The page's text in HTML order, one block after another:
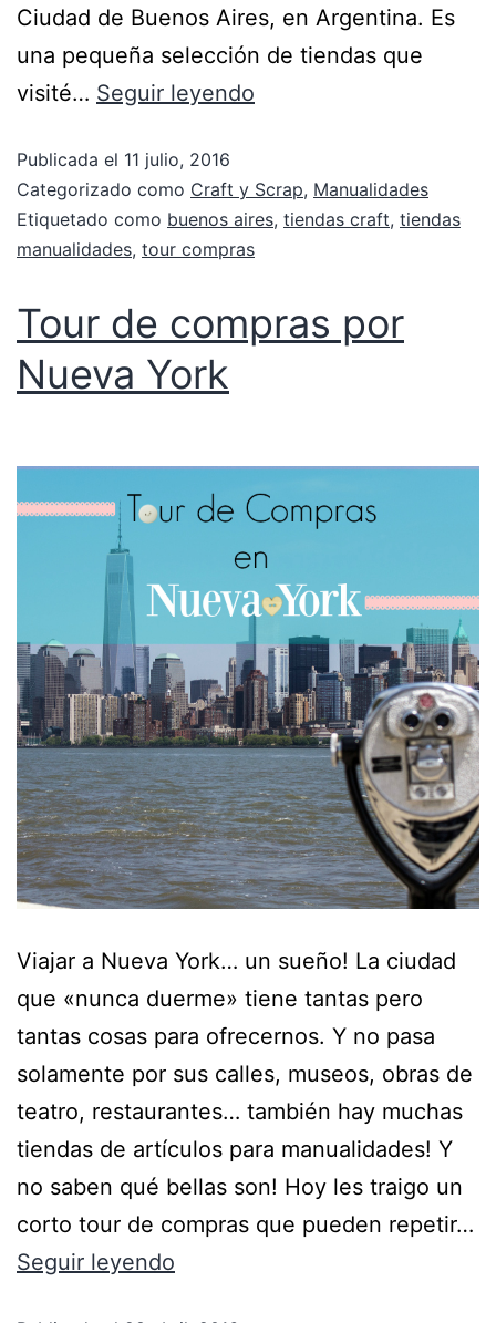
Ciudad de Buenos Aires, en Argentina. Es
una pequeña selección de tiendas que
visité… Seguir leyendo
Publicada el 11 julio, 2016
Categorizado como Craft y Scrap, Manualidades
Etiquetado como buenos aires, tiendas craft, tiendas
manualidades, tour compras
Tour de compras por
Nueva York
Viajar a Nueva York… un sueño! La ciudad
que «nunca duerme» tiene tantas pero
tantas cosas para ofrecernos. Y no pasa
solamente por sus calles, museos, obras de
teatro, restaurantes… también hay muchas
tiendas de artículos para manualidades! Y
no saben qué bellas son! Hoy les traigo un
corto tour de compras que pueden repetir…
Seguir leyendo